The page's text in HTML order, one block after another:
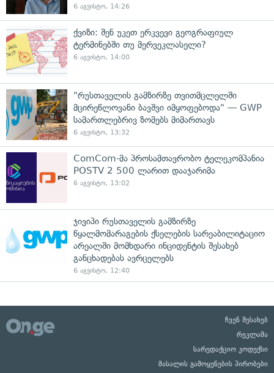
6 აგვისტო, 14:26
ქვიზი: შენ უკეთ ერკვევი გეოგრაფიულ
ტერმინებში თუ მერვეკლასელი?
6 აგვისტო, 14:00
"რუსთაველის გამზირზე თვითმცლელში
მცირეწლოვანი ბავშვი იმყოფებოდა" — GWP
სამართლებრივ ზომებს მიმართავს
6 აგვისტო, 13:32
ComCom-მა პროსამთავრობო ტელეკომპანია
POSTV 2 500 ლარით დააჯარიმა
6 აგვისტო, 13:02
ჯივიპი რუსთაველის გამზირზე
წყალმომარაგების ქსელების სარეაბილიტაციო
არეალში მომხდარი ინციდენტის შესახებ
განცხადებას ავრცელებს
6 აგვისტო, 12:40
ჩვენ შესახებ
რეკლამა
სარედაქციო კოდექსი
მასალის გამოყენების პირობები